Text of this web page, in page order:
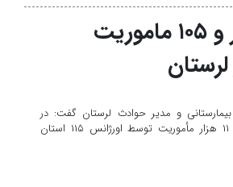
در استان بوشهر صادر شد
انجام ۱۱ هزار و ۱۰۵ ماموریت
و مدیر حوادث لرستان گفت: در
تیرماه امسال بیش از ۱۱ هزار مأموریت توسط اورژانس ۱۱۵ استان